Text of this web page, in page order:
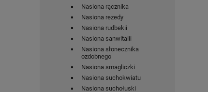
Nasiona rącznika
Nasiona rezedy
Nasiona rudbekii
Nasiona sanwitalii
Nasiona słonecznika
ozdobnego
Nasiona smagliczki
Nasiona suchokwiatu
Nasiona suchołuski